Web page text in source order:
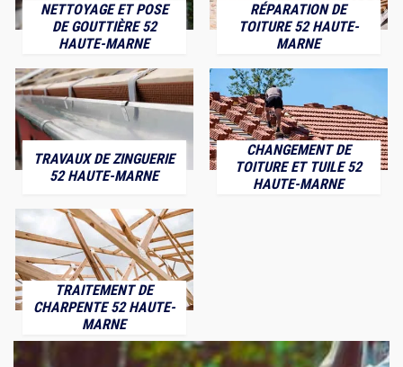
NETTOYAGE ET POSE
DE GOUTTIÈRE 52
HAUTE-MARNE
RÉPARATION DE
TOITURE 52 HAUTE-
MARNE
TRAVAUX DE ZINGUERIE
52 HAUTE-MARNE
CHANGEMENT DE
TOITURE ET TUILE 52
HAUTE-MARNE
TRAITEMENT DE
CHARPENTE 52 HAUTE-
MARNE